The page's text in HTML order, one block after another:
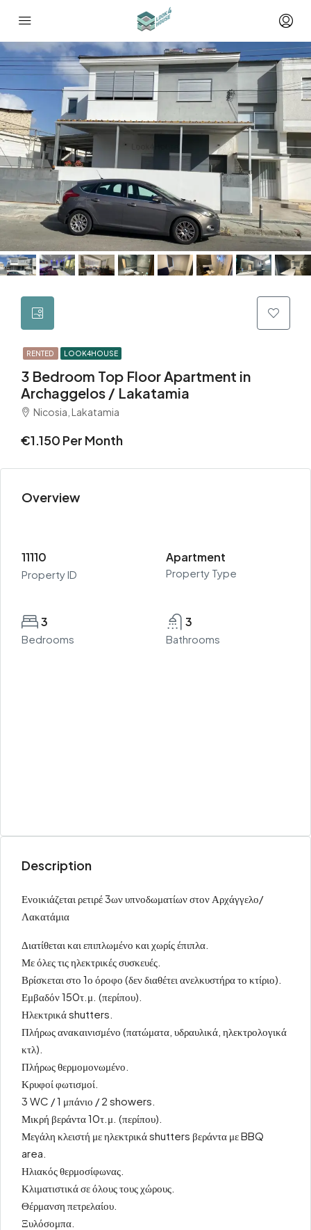
RENTED LOOK4HOUSE
3 Bedroom Top Floor Apartment in
Archaggelos / Lakatamia
Nicosia, Lakatamia
€1.150 Per Month
Overview
11110
Property ID
Apartment
Property Type
3
Bedrooms
3
Bathrooms
Description
Ενοικιάζεται ρετιρέ 3ων υπνοδωματίων στον Αρχάγγελο/
Λακατάμια
Διατίθεται και επιπλωμένο και χωρίς έπιπλα.
Με όλες τις ηλεκτρικές συσκευές.
Βρίσκεται στο 1ο όροφο (δεν διαθέτει ανελκυστήρα το κτίριο).
Εμβαδόν 150τ.μ. (περίπου).
Ηλεκτρικά shutters.
Πλήρως ανακαινισμένο (πατώματα, υδραυλικά, ηλεκτρολογικά
κτλ).
Πλήρως θερμομονωμένο.
Κρυφοί φωτισμοί.
3 WC / 1 μπάνιο / 2 showers.
Μικρή βεράντα 10τ.μ. (περίπου).
Μεγάλη κλειστή με ηλεκτρικά shutters βεράντα με BBQ
area.
Ηλιακός θερμοσίφωνας.
Κλιματιστικά σε όλους τους χώρους.
Θέρμανση πετρελαίου.
Ξυλόσομπα.